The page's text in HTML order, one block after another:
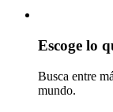
Escoge lo
Busca entre
mundo.